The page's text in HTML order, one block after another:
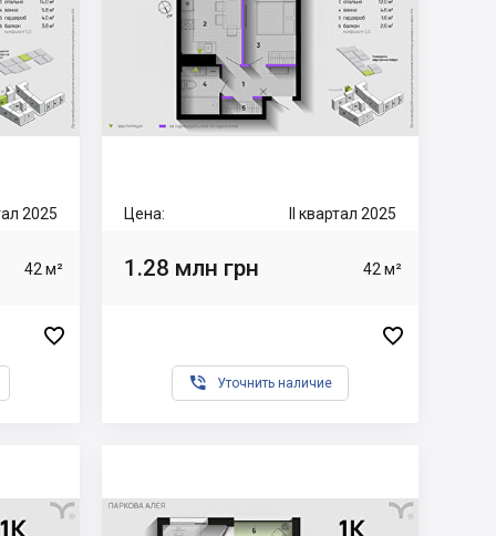
2025
42 м²

Цена: II квартал 2025
1.28 млн грн 42 м²

 Уточнить наличие